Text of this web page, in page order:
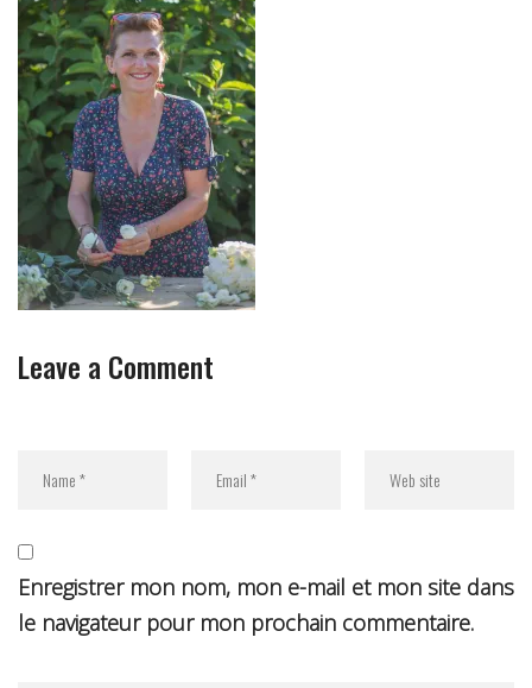
Leave a Comment
Enregistrer mon nom, mon e-mail et mon site dans
le navigateur pour mon prochain commentaire.